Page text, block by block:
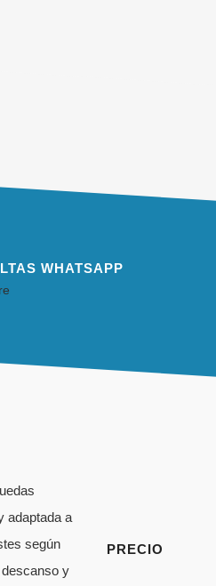
WHATSAPP
adaptada a
según
y
PRECIO